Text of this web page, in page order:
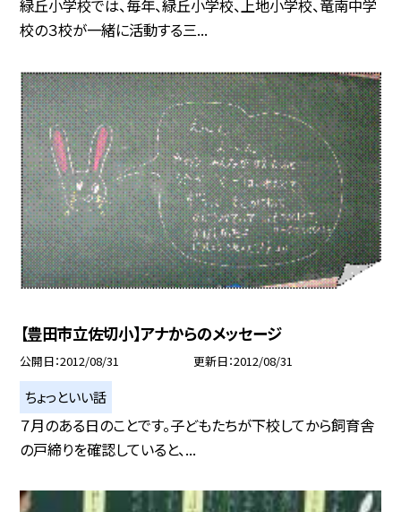
緑丘小学校では、毎年、緑丘小学校、上地小学校、竜南中学
校の３校が一緒に活動する三...
【豊田市立佐切小】アナからのメッセージ
公開日 2012/08/31 更新日 2012/08/31
ちょっといい話
７月のある日のことです。子どもたちが下校してから飼育舎
の戸締りを確認していると、...